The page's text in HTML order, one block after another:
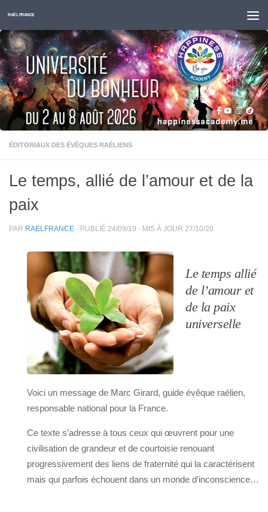
Skip to content
RAËL FRANCE
ÉDITORIAUX DES ÉVÊQUES RAÉLIENS
Le temps, allié de l’amour et de la
paix
PAR RAELFRANCE · PUBLIÉ 24/09/19 · MIS À JOUR 27/10/20
Le temps allié
de l’amour et
de la paix
universelle
Voici un message de Marc Girard, guide évêque raélien,
responsable national pour la France.
Ce texte s’adresse à tous ceux qui œuvrent pour une
civilisation de grandeur et de courtoisie renouant
progressivement des liens de fraternité qui la caractérisent
mais qui parfois échouent dans un monde d’inconscience…